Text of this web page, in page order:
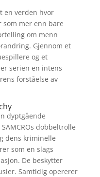
en verden hvor
mer enn bare
om menn
Gjennom et
og et
serien en intens
forståelse av
dyptgående
dobbeltrolle
dens kriminelle
som en slags
De beskytter
Samtidig opererer